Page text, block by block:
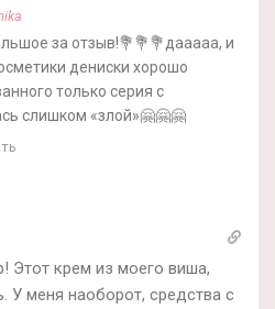
за отзыв!💐💐💐дааааа, и
дениски хорошо
только серия с
слишком «злой»🤗🤗🤗
Этот крем из моего виша,
У меня наоборот, средства с